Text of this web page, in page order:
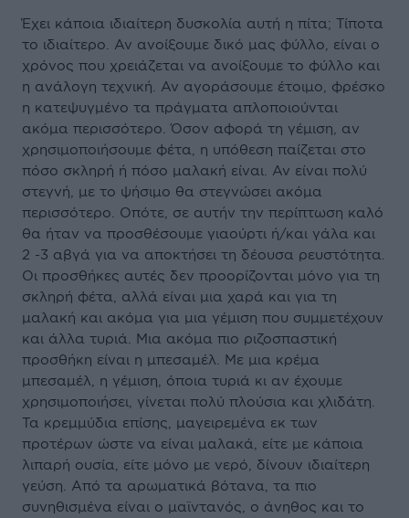
Έχει κάποια ιδιαίτερη δυσκολία αυτή η πίτα; Τίποτα
το ιδιαίτερο. Αν ανοίξουμε δικό μας φύλλο, είναι ο
χρόνος που χρειάζεται να ανοίξουμε το φύλλο και
η ανάλογη τεχνική. Αν αγοράσουμε έτοιμο, φρέσκο
η κατεψυγμένο τα πράγματα απλοποιούνται
ακόμα περισσότερο. Όσον αφορά τη γέμιση, αν
χρησιμοποιήσουμε φέτα, η υπόθεση παίζεται στο
πόσο σκληρή ή πόσο μαλακή είναι. Αν είναι πολύ
στεγνή, με το ψήσιμο θα στεγνώσει ακόμα
περισσότερο. Οπότε, σε αυτήν την περίπτωση καλό
θα ήταν να προσθέσουμε γιαούρτι ή/και γάλα και
2 -3 αβγά για να αποκτήσει τη δέουσα ρευστότητα.
Οι προσθήκες αυτές δεν προορίζονται μόνο για τη
σκληρή φέτα, αλλά είναι μια χαρά και για τη
μαλακή και ακόμα για μια γέμιση που συμμετέχουν
και άλλα τυριά. Μια ακόμα πιο ριζοσπαστική
προσθήκη είναι η μπεσαμέλ. Με μια κρέμα
μπεσαμέλ, η γέμιση, όποια τυριά κι αν έχουμε
χρησιμοποιήσει, γίνεται πολύ πλούσια και χλιδάτη.
Τα κρεμμύδια επίσης, μαγειρεμένα εκ των
προτέρων ώστε να είναι μαλακά, είτε με κάποια
λιπαρή ουσία, είτε μόνο με νερό, δίνουν ιδιαίτερη
γεύση. Από τα αρωματικά βότανα, τα πιο
συνηθισμένα είναι ο μαϊντανός, ο άνηθος και το